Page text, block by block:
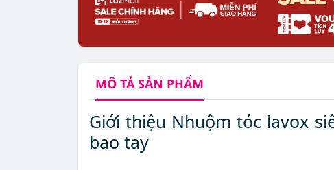
MÔ TẢSẢN PHẨM
Giới thiệu Nhuộm tóc lavox
bao tay